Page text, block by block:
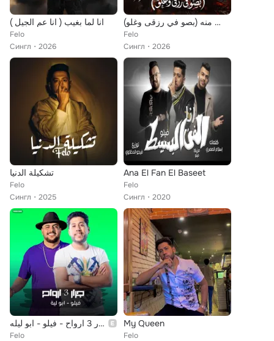
انا لما بغيب ( انا عم الجيل )
Felo
Сингл
2026
حضر إللي مفيش منه (بصو في رزقى وغلو)
Felo
Сингл
2026
تشكيلة الدنيا
Felo
Сингл
2025
Ana El Fan El Baseet
Felo
Сингл
2020
مهرجان - جرار 3 ارواح - فيلو - ابو ليله
Felo
My Queen
Felo